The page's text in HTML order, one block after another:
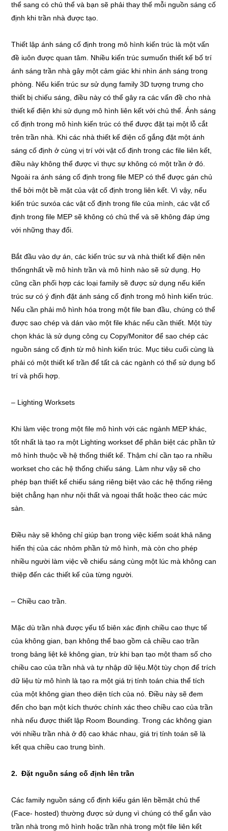
thể sang có chủ thể và bạn sẽ phải thay thế mỗi nguồn sáng cố
định khi trần nhà được tạo.
Thiết lập ánh sáng cố định trong mô hình kiến trúc là một vấn
đề iuôn được quan tâm. Nhiều kiến trúc sưmuốn thiết kế bố trí
ánh sáng trần nhà gây một cảm giác khi nhìn ánh sáng trong
phòng. Nếu kiến trúc sư sử dụng family 3D tượng trưng cho
thiết bị chiếu sáng, điều này có thể gây ra các vấn đề cho nhà
thiết kế điện khi sử dụng mô hình liên kết với chủ thể. Ánh sáng
cố định trong mô hình kiến trúc có thể được đặt tại một lỗ cắt
trên trần nhà. Khi các nhà thiết kế điện cố gắng đặt một ánh
sáng cố định ở cùng vị trí với vật cố định trong các file liên kết,
điều này không thể được vì thực sự không có một trần ở đó.
Ngoài ra ánh sáng cố định trong file MEP có thể được gán chủ
thể bởi một bề mặt của vật cố định trong liên kết. Vì vậy, nếu
kiến trúc sưxóa các vật cố định trong file của mình, các vật cố
định trong file MEP sẽ không có chủ thể và sẽ không đáp ứng
với những thay đổi.
Bắt đầu vào dự án, các kiến trúc sư và nhà thiết kế điện nên
thốngnhất về mô hình trần và mô hình nào sẽ sử dụng. Họ
cũng cần phối hợp các loại family sẽ được sử dụng nếu kiến
trúc sư có ý định đặt ánh sáng cố định trong mô hình kiến trúc.
Nếu cần phải mô hình hóa trong một file ban đầu, chúng có thể
được sao chép và dán vào một file khác nếu cần thiết. Một tùy
chọn khác là sử dụng công cụ Copy/Monitor để sao chép các
nguồn sáng cố định từ mô hình kiến trúc. Mục tiêu cuối cùng là
phải có một thiết kế trần để tất cả các ngành có thể sử dụng bố
trí và phối hợp.
– Lighting Worksets
Khi làm việc trong một file mô hình với các ngành MEP khác,
tốt nhất là tạo ra một Lighting workset để phân biệt các phần tử
mô hình thuộc về hệ thống thiết kế. Thậm chí cần tạo ra nhiều
workset cho các hệ thống chiếu sáng. Làm như vậy sẽ cho
phép bạn thiết kế chiếu sáng riêng biệt vào các hệ thống riêng
biệt chẳng hạn như nội thất và ngoại thất hoặc theo các mức
sàn.
Điều này sẽ không chỉ giúp bạn trong việc kiểm soát khả năng
hiển thị của các nhỏm phần tử mô hình, mà còn cho phép
nhiều người làm việc về chiếu sáng cùng một lúc mà không can
thiệp đến các thiết kế của từng người.
– Chiều cao trần.
Mặc dù trần nhà được yếu tố biên xác định chiều cao thực tế
của không gian, bạn không thể bao gồm cả chiều cao trần
trong bảng liệt kê không gian, trừ khi bạn tạo một tham số cho
chiều cao của trần nhà và tự nhập dữ liệu.Một tùy chọn để trích
dữ liệu từ mô hình là tạo ra một giá trị tính toán chia thể tích
của một không gian theo diện tích của nó. Điều này sẽ đem
đến cho bạn một kích thước chính xác theo chiều cao của trần
nhà nếu được thiết lập Room Bounding. Trong các không gian
với nhiều trần nhà ở độ cao khác nhau, giá trị tính toán sẽ là
kết qua chiều cao trung bình.
2. Đặt nguồn sáng cố định lên trần
Các family nguồn sáng cố định kiểu gán lên bềmặt chủ thể
(Face- hosted) thường được sử dụng vì chúng có thể gắn vào
trần nhà trong mô hình hoặc trần nhà trong một file liên kết